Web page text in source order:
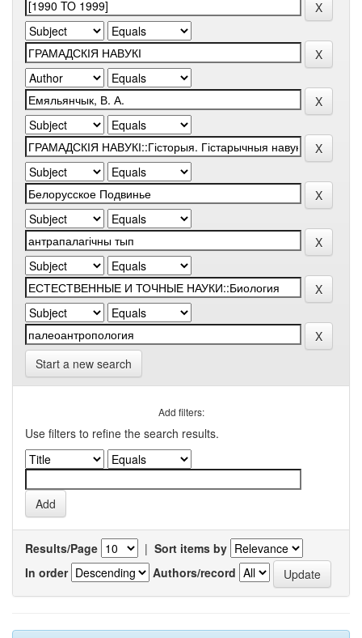
Start a new search
Add filters:
Use filters to refine the search results.
Results/Page | Sort items by
In order
Authors/record